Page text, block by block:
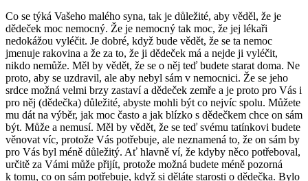
Co se týká Vašeho malého syna, tak je důležité, aby věděl, že je
dědeček moc nemocný. Že je nemocný tak moc, že jej lékaři
nedokážou vyléčit. Je dobré, když bude vědět, že se ta nemoc
jmenuje rakovina a že za to, že ji dědeček má a nejde ji vyléčit,
nikdo nemůže. Měl by vědět, že se o něj teď budete starat doma. Ne
proto, aby se uzdravil, ale aby nebyl sám v nemocnici. Že se jeho
srdce možná velmi brzy zastaví a dědeček zemře a je proto pro Vás i
pro něj (dědečka) důležité, abyste mohli být co nejvíc spolu. Můžete
mu dát na výběr, jak moc často a jak blízko s dědečkem chce on sám
být. Může a nemusí. Měl by vědět, že se teď svému tatínkovi budete
věnovat víc, protože Vás potřebuje, ale neznamená to, že on sám by
pro Vás byl méně důležitý. Ať hlavně ví, že kdyby něco potřeboval,
určitě za Vámi může přijít, protože možná budete méně pozorná
k tomu, co on sám potřebuje, když si děláte starosti o dědečka. Bylo